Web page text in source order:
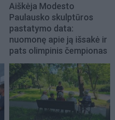
Aiškėja Modesto
Paulausko skulptūros
pastatymo data:
nuomonę apie ją išsakė ir
pats olimpinis čempionas